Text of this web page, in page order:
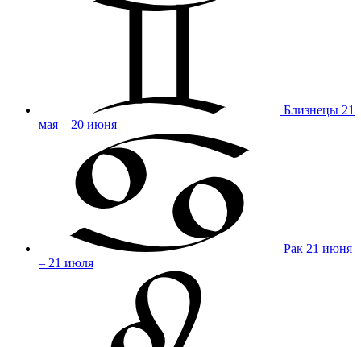
Близнецы 21
мая – 20 июня
Рак 21 июня
– 21 июля